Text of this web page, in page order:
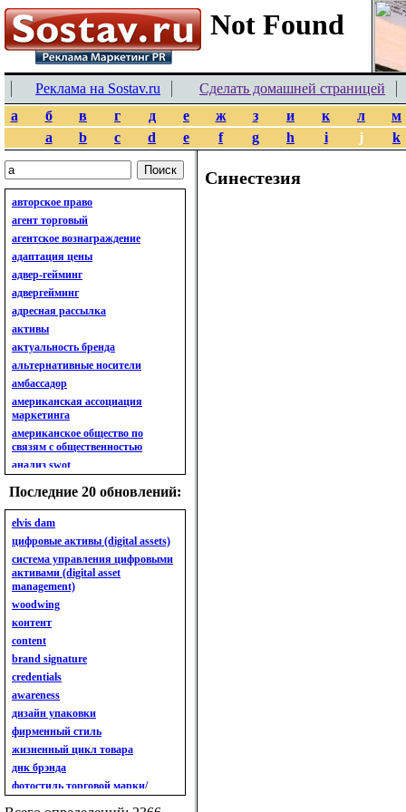
Реклама на Sostav.ru
Сделать домашней страницей
а
б в г д е ж з и к л
м
a
b c d e f g h i j k
авторское право
агент торговый
агентское вознаграждение
адаптация цены
адвер-гейминг
адвергейминг
адресная рассылка
активы
актуальность бренда
альтернативные носители
амбассадор
американская ассоциация
маркетинга
американское общество по
связям с общественностью
анализ swot
анализ бизнес-портфеля
анализ имиджа
анализ кластерный
анализ конкурентов
анализ кросс-культурных
особенностей
анализ мак кинси «7s»
анализ макросистемы
анализ маркетинговый
анализ рынка
анализ ситуационный
анализ экспертный
индивидуальный
анкета
ассортимент
ассортимент товарный.
планирование товарного
ассортимента
ассортимент. глубина
Последние 20 обновлений:
elvis dam
цифровые активы (digital assets)
система управления цифровыми
активами (digital asset
management)
woodwing
контент
content
brand signature
credentials
awareness
дизайн упаковки
фирменный стиль
жизненный цикл товара
днк брэнда
фотостиль торговой марки/
линейки продукции
Синестезия